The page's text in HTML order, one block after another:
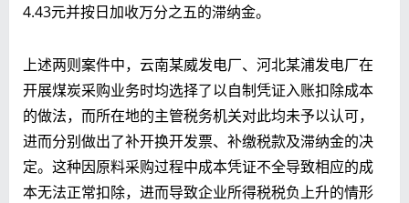
4.43元并按日加收万分之五的滞纳金。
上述两则案件中，云南某威发电厂、河北某浦发电厂在
开展煤炭采购业务时均选择了以自制凭证入账扣除成本
的做法，而所在地的主管税务机关对此均未予以认可，
进而分别做出了补开换开发票、补缴税款及滞纳金的决
定。这种因原料采购过程中成本凭证不全导致相应的成
本无法正常扣除，进而导致企业所得税税负上升的情形